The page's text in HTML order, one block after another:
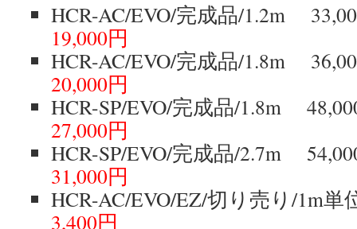
HCR-AC/EVO/完成品/
19,000円
HCR-AC/EVO/完成品/
20,000円
HCR-SP/EVO/完成品/
27,000円
HCR-SP/EVO/完成品/
31,000円
HCR-AC/EVO/EZ/切り売り/
3,400円